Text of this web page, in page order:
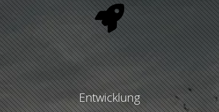
Entwicklung